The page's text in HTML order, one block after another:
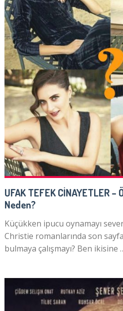
UFAK TEFEK CİNAYETLER
Neden?
Küçükken ipucu oynamayı
Christie romanlarında son
bulmaya çalışmayı? Ben ikisine